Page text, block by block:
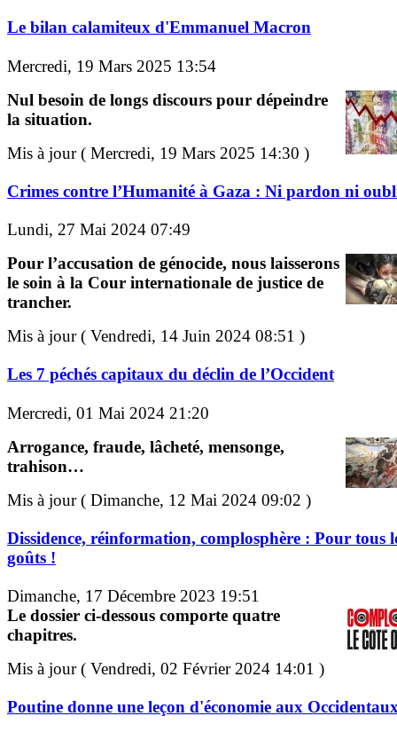
Le bilan calamiteux d'Emmanuel Macron
Mercredi, 19 Mars 2025 13:54
Nul besoin de longs discours pour dépeindre
la situation.
Mis à jour ( Mercredi, 19 Mars 2025 14:30 )
Crimes contre l’Humanité à Gaza : Ni pardon ni
Lundi, 27 Mai 2024 07:49
Pour l’accusation de génocide, nous laisserons
le soin à la Cour internationale de justice de
trancher.
Mis à jour ( Vendredi, 14 Juin 2024 08:51 )
Les 7 péchés capitaux du déclin de l’Occident
Mercredi, 01 Mai 2024 21:20
Arrogance, fraude, lâcheté, mensonge,
trahison…
Mis à jour ( Dimanche, 12 Mai 2024 09:02 )
Dissidence, réinformation, complosphère : Pour tous
goûts !
Dimanche, 17 Décembre 2023 19:51
Le dossier ci-dessous comporte quatre
chapitres.
Mis à jour ( Vendredi, 02 Février 2024 14:01 )
Poutine donne une leçon d'économie aux